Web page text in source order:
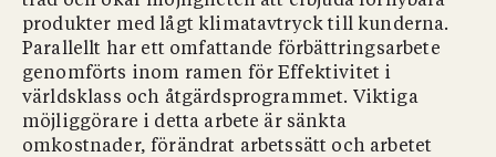
produkter med lågt klimatavtryck till kunderna.
Parallellt har ett omfattande förbättringsarbete
genomförts inom ramen för Effektivitet i
världsklass och åtgärdsprogrammet. Viktiga
möjliggörare i detta arbete är sänkta
omkostnader, förändrat arbetssätt och arbetet